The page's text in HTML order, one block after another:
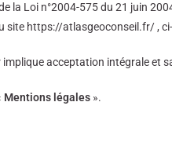
la Loi n°2004-575 du 21 juin
site https://atlasgeoconseil.fr/ ,
acceptation intégrale et
Mentions légales ».